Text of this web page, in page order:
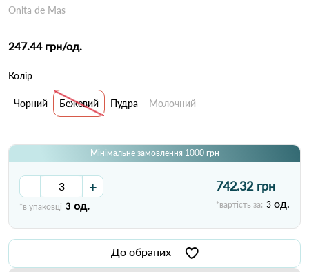
Onita de Mas
247.44 грн/од.
Колір
Чорний Бежевий Пудра Молочний
Мінімальне замовлення 1000 грн
- +
*в упаковці 3 од.
742.32 грн
*вартість за: 3 од.
До обраних